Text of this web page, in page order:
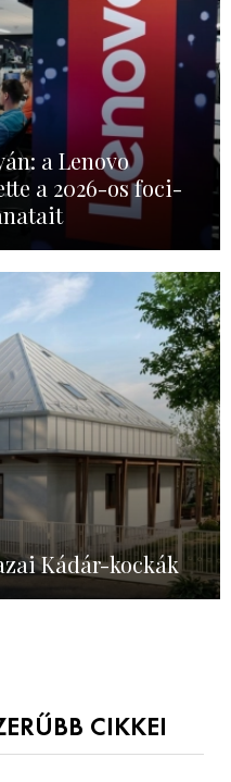
a Lenovo
a 2026-os foci-
Kádár-kockák
CIKKEI